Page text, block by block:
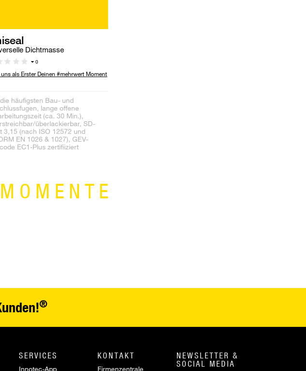
Dichtmasse
0
uns als Erster Deinen #mehrwert Moment
häufigsten Bau- und
lange offene
(ca. 30 Min.),
überlackierbar, SD-
3,15 (nach ISO 12572 und
EN 1026 & 1027), GEV-
EC1-Plus zertifiiziert
®
SERVICES
Innotec-App
KONTAKT
Firmenzentrale
NEWSLETTER &
SOCIAL MEDIA